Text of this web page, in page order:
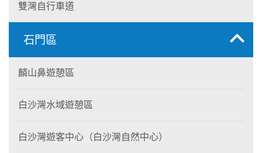
雙灣自行車道
石門區
麟山鼻遊憩區
白沙灣水域遊憩區
白沙灣遊客中心（白沙灣自然中心）